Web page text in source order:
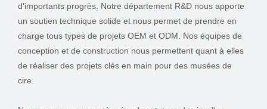
d'importants progrès. Notre département R&D nous apporte
un soutien technique solide et nous permet de prendre en
charge tous types de projets OEM et ODM. Nos équipes de
conception et de construction nous permettent quant à elles
de réaliser des projets clés en main pour des musées de
cire.